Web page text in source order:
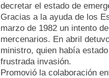
decretar el estado de
Gracias a la ayuda de los
marzo de 1982 un intento
mercenarios. En abril
ministro, quien había
frustrada invasión.
Promovió la colaboración